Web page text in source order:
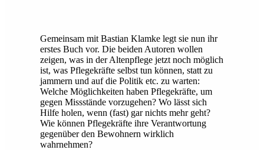
Gemeinsam mit Bastian Klamke legt sie nun ihr
erstes Buch vor. Die beiden Autoren wollen
zeigen, was in der Altenpflege jetzt noch möglich
ist, was Pflegekräfte selbst tun können, statt zu
jammern und auf die Politik etc. zu warten:
Welche Möglichkeiten haben Pflegekräfte, um
gegen Missstände vorzugehen? Wo lässt sich
Hilfe holen, wenn (fast) gar nichts mehr geht?
Wie können Pflegekräfte ihre Verantwortung
gegenüber den Bewohnern wirklich
wahrnehmen?